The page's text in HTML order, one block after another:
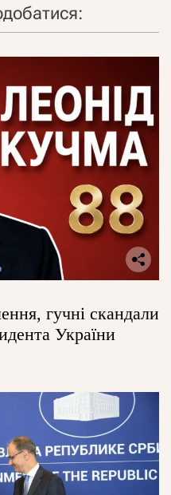
гучні скандали
України